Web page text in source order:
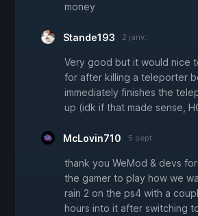
money
Stande193 2 janv.
Very good but it would nice
for after killing a teleporter
immediately finishes the
up (idk if that made sense,
McLovin710 5 sept.
thank you WeMod & devs
the gamer to play how we
rain 2 on the ps4 with a
hours into it after switching